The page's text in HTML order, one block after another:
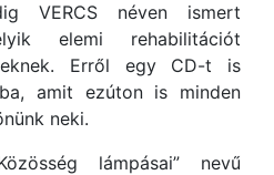
VERCS néven ismert
elemi rehabilitációt
Erről egy CD-t is
amit ezúton is minden
neki.
lámpásai” nevű